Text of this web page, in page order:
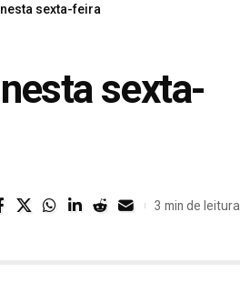
sexta-feira
sexta-
3 min de leitura